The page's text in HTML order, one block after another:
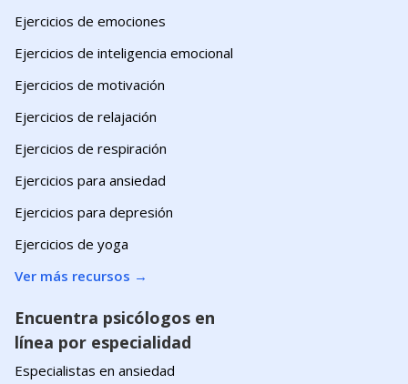
Ejercicios de emociones
Ejercicios de inteligencia emocional
Ejercicios de motivación
Ejercicios de relajación
Ejercicios de respiración
Ejercicios para ansiedad
Ejercicios para depresión
Ejercicios de yoga
Ver más recursos →
Encuentra psicólogos en
línea por especialidad
Especialistas en ansiedad